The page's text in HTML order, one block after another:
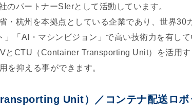
のパートナーSIerとして活動しています。
・杭州を本拠点としている企業であり、世界
「AI・マシンビジョン」で高い技術力を有して
とCTU（Container Transporting Unit）を活用
を抑える事ができます。
Unit）／コンテナ配送ロボ